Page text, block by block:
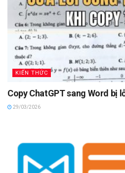
KIẾN THỨC
Copy ChatGPT sang Word bị
29/03/2026